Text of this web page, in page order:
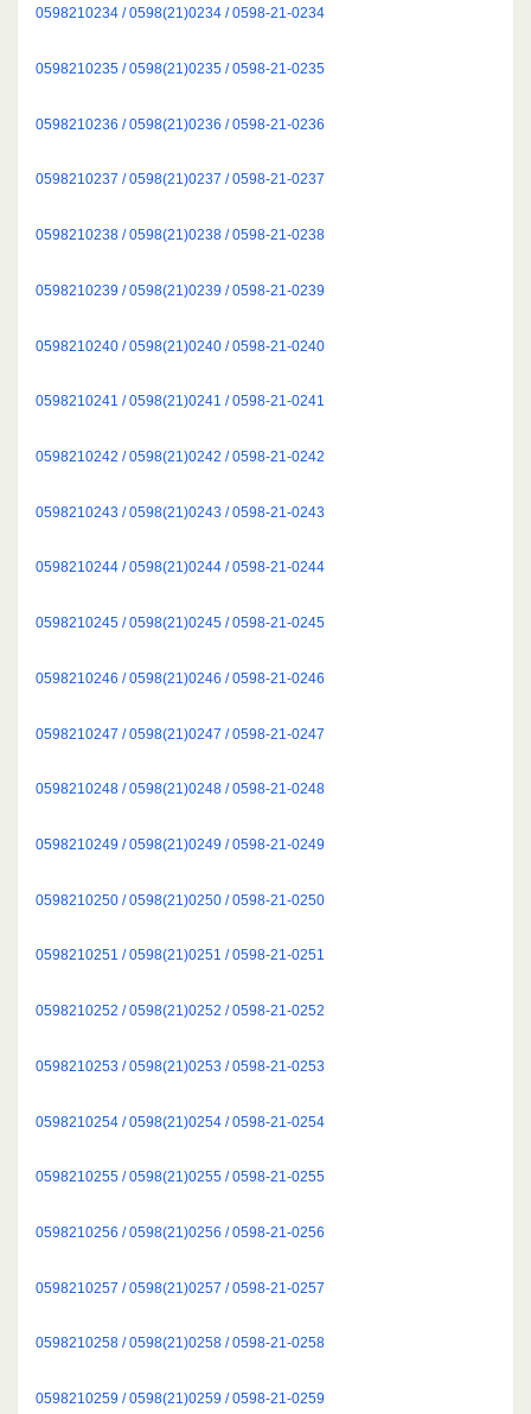
0598210234 / 0598(21)0234 / 0598-21-0234
0598210235 / 0598(21)0235 / 0598-21-0235
0598210236 / 0598(21)0236 / 0598-21-0236
0598210237 / 0598(21)0237 / 0598-21-0237
0598210238 / 0598(21)0238 / 0598-21-0238
0598210239 / 0598(21)0239 / 0598-21-0239
0598210240 / 0598(21)0240 / 0598-21-0240
0598210241 / 0598(21)0241 / 0598-21-0241
0598210242 / 0598(21)0242 / 0598-21-0242
0598210243 / 0598(21)0243 / 0598-21-0243
0598210244 / 0598(21)0244 / 0598-21-0244
0598210245 / 0598(21)0245 / 0598-21-0245
0598210246 / 0598(21)0246 / 0598-21-0246
0598210247 / 0598(21)0247 / 0598-21-0247
0598210248 / 0598(21)0248 / 0598-21-0248
0598210249 / 0598(21)0249 / 0598-21-0249
0598210250 / 0598(21)0250 / 0598-21-0250
0598210251 / 0598(21)0251 / 0598-21-0251
0598210252 / 0598(21)0252 / 0598-21-0252
0598210253 / 0598(21)0253 / 0598-21-0253
0598210254 / 0598(21)0254 / 0598-21-0254
0598210255 / 0598(21)0255 / 0598-21-0255
0598210256 / 0598(21)0256 / 0598-21-0256
0598210257 / 0598(21)0257 / 0598-21-0257
0598210258 / 0598(21)0258 / 0598-21-0258
0598210259 / 0598(21)0259 / 0598-21-0259